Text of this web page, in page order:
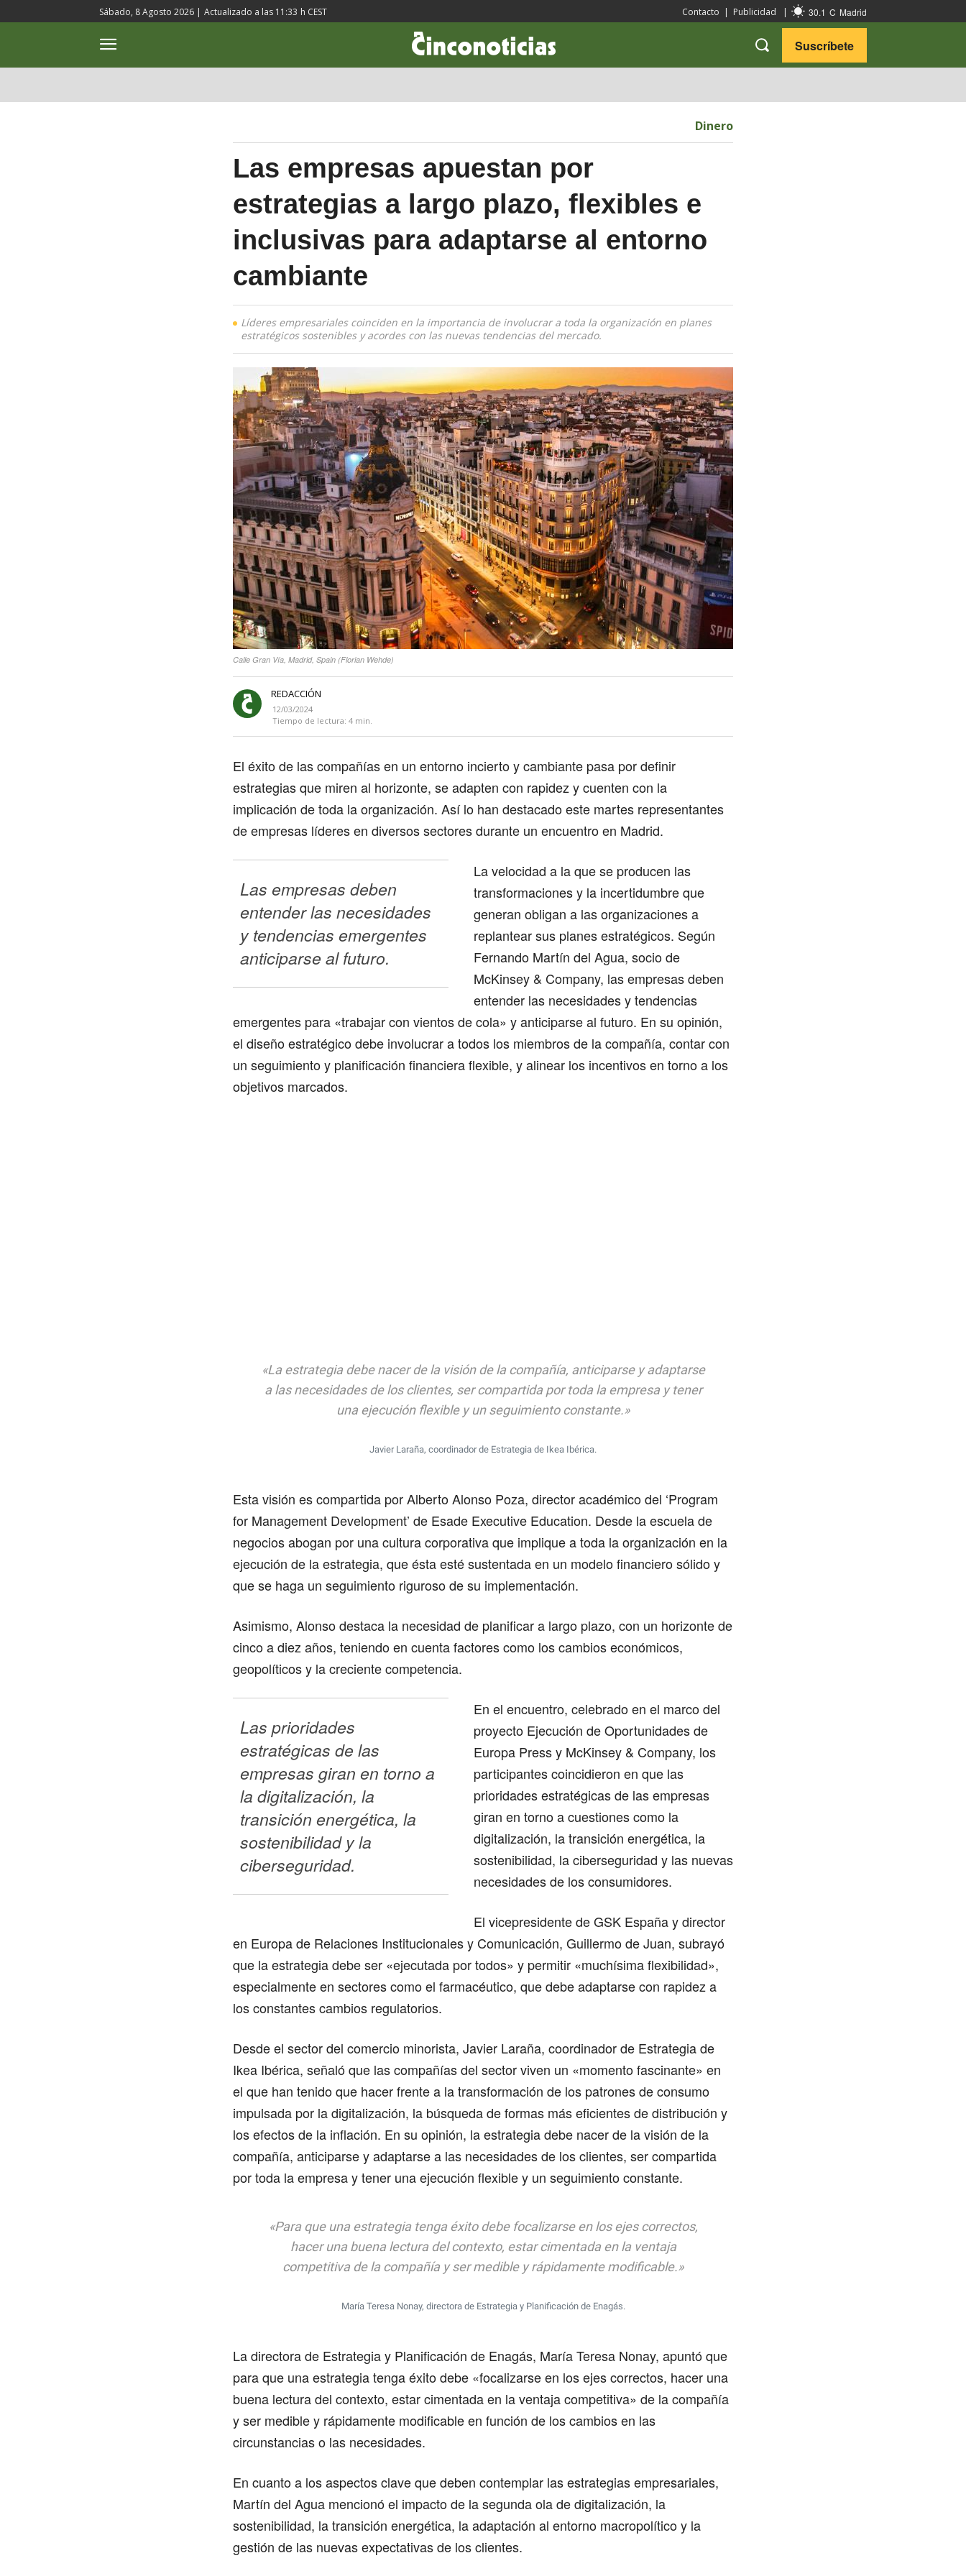
Sábado, 8 Agosto 2026 | Actualizado a las 11:33 h CEST Contacto | Publicidad | 30.1 C Madrid
Suscríbete
Dinero
Las empresas apuestan por
estrategias a largo plazo, flexibles e
inclusivas para adaptarse al entorno
cambiante
Líderes empresariales coinciden en la importancia de involucrar a toda la organización en planes
estratégicos sostenibles y acordes con las nuevas tendencias del mercado.
Calle Gran Vía, Madrid, Spain (Florian Wehde)
REDACCIÓN
12/03/2024
Tiempo de lectura: 4 min.
El éxito de las compañías en un entorno incierto y cambiante pasa por definir
estrategias que miren al horizonte, se adapten con rapidez y cuenten con la
implicación de toda la organización. Así lo han destacado este martes representantes
de empresas líderes en diversos sectores durante un encuentro en Madrid.
Las empresas deben
entender las necesidades
y tendencias emergentes
anticiparse al futuro.
La velocidad a la que se producen las
transformaciones y la incertidumbre que
generan obligan a las organizaciones a
replantear sus planes estratégicos. Según
Fernando Martín del Agua, socio de
McKinsey & Company, las empresas deben
entender las necesidades y tendencias
emergentes para «trabajar con vientos de cola» y anticiparse al futuro. En su opinión,
el diseño estratégico debe involucrar a todos los miembros de la compañía, contar con
un seguimiento y planificación financiera flexible, y alinear los incentivos en torno a los
objetivos marcados.
«La estrategia debe nacer de la visión de la compañía, anticiparse y adaptarse
a las necesidades de los clientes, ser compartida por toda la empresa y tener
una ejecución flexible y un seguimiento constante.»
Javier Laraña, coordinador de Estrategia de Ikea Ibérica.
Esta visión es compartida por Alberto Alonso Poza, director académico del ‘Program
for Management Development’ de Esade Executive Education. Desde la escuela de
negocios abogan por una cultura corporativa que implique a toda la organización en la
ejecución de la estrategia, que ésta esté sustentada en un modelo financiero sólido y
que se haga un seguimiento riguroso de su implementación.
Asimismo, Alonso destaca la necesidad de planificar a largo plazo, con un horizonte de
cinco a diez años, teniendo en cuenta factores como los cambios económicos,
geopolíticos y la creciente competencia.
Las prioridades
estratégicas de las
empresas giran en torno a
la digitalización, la
transición energética, la
sostenibilidad y la
ciberseguridad.
En el encuentro, celebrado en el marco del
proyecto Ejecución de Oportunidades de
Europa Press y McKinsey & Company, los
participantes coincidieron en que las
prioridades estratégicas de las empresas
giran en torno a cuestiones como la
digitalización, la transición energética, la
sostenibilidad, la ciberseguridad y las nuevas
necesidades de los consumidores.
El vicepresidente de GSK España y director
en Europa de Relaciones Institucionales y Comunicación, Guillermo de Juan, subrayó
que la estrategia debe ser «ejecutada por todos» y permitir «muchísima flexibilidad»,
especialmente en sectores como el farmacéutico, que debe adaptarse con rapidez a
los constantes cambios regulatorios.
Desde el sector del comercio minorista, Javier Laraña, coordinador de Estrategia de
Ikea Ibérica, señaló que las compañías del sector viven un «momento fascinante» en
el que han tenido que hacer frente a la transformación de los patrones de consumo
impulsada por la digitalización, la búsqueda de formas más eficientes de distribución y
los efectos de la inflación. En su opinión, la estrategia debe nacer de la visión de la
compañía, anticiparse y adaptarse a las necesidades de los clientes, ser compartida
por toda la empresa y tener una ejecución flexible y un seguimiento constante.
«Para que una estrategia tenga éxito debe focalizarse en los ejes correctos,
hacer una buena lectura del contexto, estar cimentada en la ventaja
competitiva de la compañía y ser medible y rápidamente modificable.»
María Teresa Nonay, directora de Estrategia y Planificación de Enagás.
La directora de Estrategia y Planificación de Enagás, María Teresa Nonay, apuntó que
para que una estrategia tenga éxito debe «focalizarse en los ejes correctos, hacer una
buena lectura del contexto, estar cimentada en la ventaja competitiva» de la compañía
y ser medible y rápidamente modificable en función de los cambios en las
circunstancias o las necesidades.
En cuanto a los aspectos clave que deben contemplar las estrategias empresariales,
Martín del Agua mencionó el impacto de la segunda ola de digitalización, la
sostenibilidad, la transición energética, la adaptación al entorno macropolítico y la
gestión de las nuevas expectativas de los clientes.